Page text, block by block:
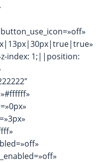
index: 1;||position: